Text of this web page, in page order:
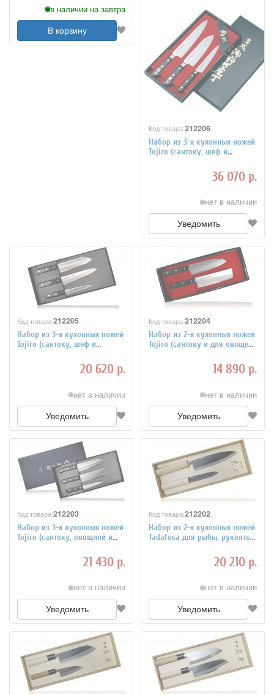
в наличии на завтра
В корзину
Код товара:212206
Набор из 3-х кухонных ножей
Tojiro (сантоку, шеф и
универсальный) рукоять эко-
36 070 р.
нет в наличии
Уведомить
Код товара:212205
Набор из 3-х кухонных ножей
Tojiro (сантоку, шеф и
универсальный) рукоять эко-
20 620 р.
нет в наличии
Уведомить
Код товара:212204
Набор из 2-х кухонных ножей
Tojiro (сантоку и для овощей)
14 890 р.
нет в наличии
Уведомить
Код товара:212203
Набор из 3-х кухонных ножей
Tojiro (сантоку, овощной и
универсальный) рукоять эко-
21 430 р.
нет в наличии
Уведомить
Код товара:212202
Набор из 2-х кухонных ножей
Tadafusa для рыбы, рукоять
20 210 р.
нет в наличии
Уведомить